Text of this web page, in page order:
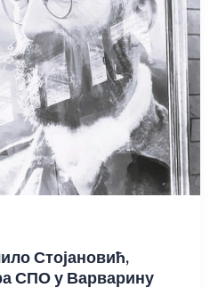
Стојановић,
СПО у Варварину